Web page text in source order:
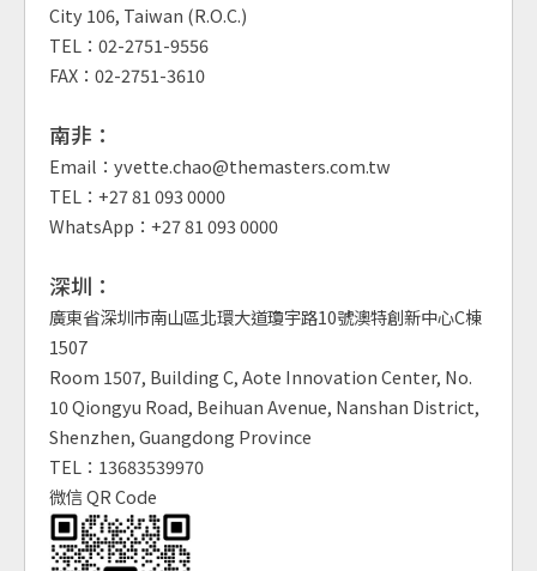
City 106, Taiwan (R.O.C.)
TEL：02-2751-9556
FAX：02-2751-3610
南非：
Email：yvette.chao@themasters.com.tw
TEL：+27 81 093 0000
WhatsApp：+27 81 093 0000
深圳：
廣東省深圳市南山區北環大道瓊宇路10號澳特創新中心C棟
1507
Room 1507, Building C, Aote Innovation Center, No.
10 Qiongyu Road, Beihuan Avenue, Nanshan District,
Shenzhen, Guangdong Province
TEL：13683539970
微信 QR Code